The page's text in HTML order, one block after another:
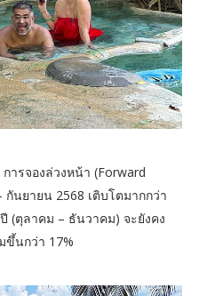
ารจองล่วงหน้า (Forward
นยายน 2568 เติบโตมากกว่า
(ตุลาคม – ธันวาคม) จะยังคง
ขึ้นกว่า 17%